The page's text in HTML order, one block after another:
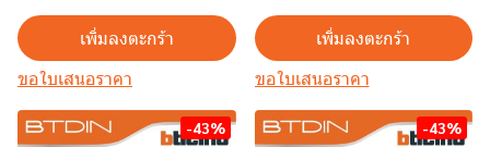
เพิ่มลงตะกร้า
ขอใบเสนอราคา
เพิ่มลงตะกร้า
ขอใบเสนอราคา
-43% -43%